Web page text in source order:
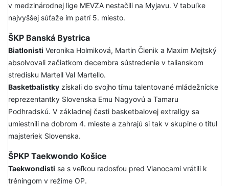
v medzinárodnej lige MEVZA nestačili na Myjavu. V tabuľke
najvyššej súťaže im patrí 5. miesto.
ŠKP Banská Bystrica
Biatlonisti Veronika Holmiková, Martin Čienik a Maxim Mejtský
absolvovali začiatkom decembra sústredenie v talianskom
stredisku Martell Val Martello.
Basketbalistky získali do svojho tímu talentované mládežnícke
reprezentantky Slovenska Emu Nagyovú a Tamaru
Podhradskú. V základnej časti basketbalovej extraligy sa
umiestnili na dobrom 4. mieste a zahrajú si tak v skupine o titul
majsteriek Slovenska.
ŠPKP Taekwondo Košice
Taekwondisti sa s veľkou radosťou pred Vianocami vrátili k
tréningom v režime OP.